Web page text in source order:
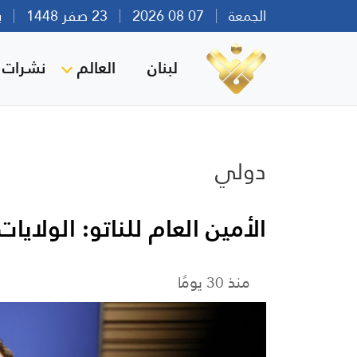
الجمعة
لبنان العالم نشرات
دولي
الأمين العام للناتو:
منذ 30 يومًا